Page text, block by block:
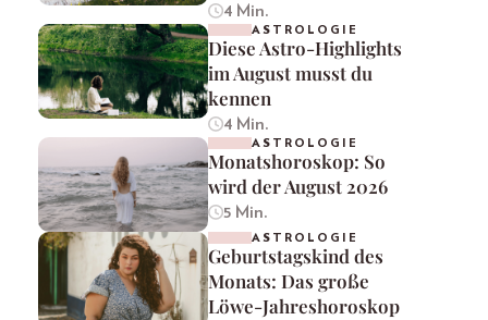
4 Min.
ASTROLOGIE
Diese Astro-Highlights
im August musst du
kennen
4 Min.
ASTROLOGIE
Monatshoroskop: So
wird der August 2026
5 Min.
ASTROLOGIE
Geburtstagskind des
Monats: Das große
Löwe-Jahreshoroskop